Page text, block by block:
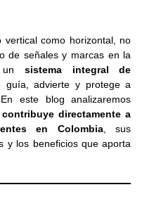
vertical como horizontal, no
de señales y marcas en la
unsistema integral de
guía, advierte y protege a
este blog analizaremos
directamente a
en Colombia, sus
y los beneficios que aporta